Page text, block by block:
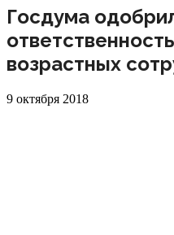
Госдума
возрастных
9 октября 2018